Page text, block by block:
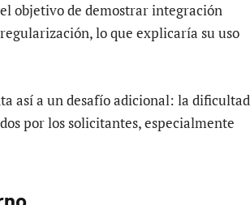
objetivo de demostrar integración
lo que explicaría su uso
así a un desafío adicional: la dificultad
por los solicitantes, especialmente